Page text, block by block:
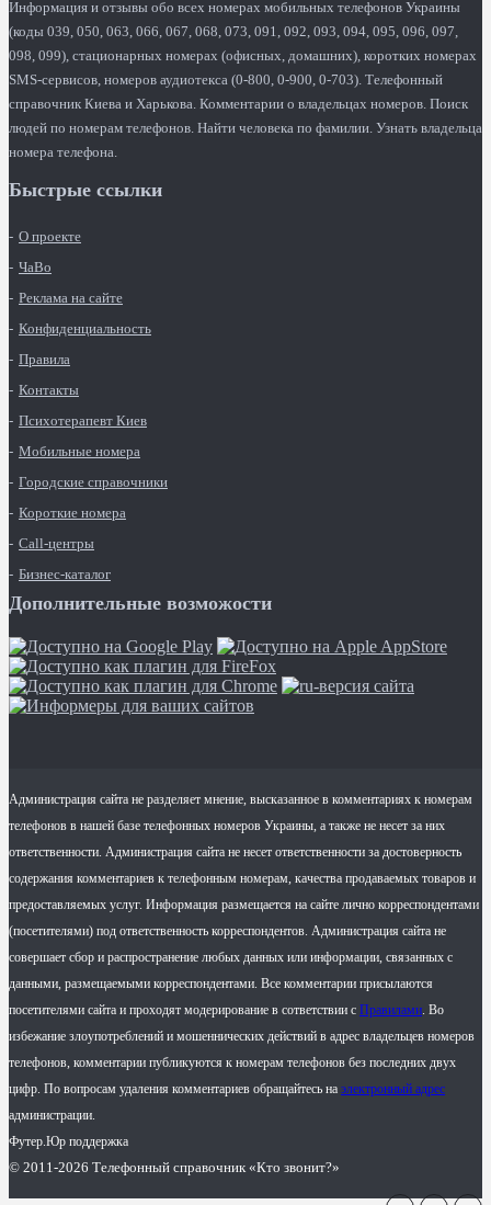
Информация и отзывы обо всех номерах мобильных телефонов Украины
(коды 039, 050, 063, 066, 067, 068, 073, 091, 092, 093, 094, 095, 096, 097,
098, 099), стационарных номерах (офисных, домашних), коротких номерах
SMS-сервисов, номеров аудиотекса (0-800, 0-900, 0-703). Телефонный
справочник Киева и Харькова. Комментарии о владельцах номеров. Поиск
людей по номерам телефонов. Найти человека по фамилии. Узнать владельца
номера телефона.
Быстрые ссылки
О проекте
ЧаВо
Реклама на сайте
Конфиденциальность
Правила
Контакты
Психотерапевт Киев
Мобильные номера
Городские справочники
Короткие номера
Call-центры
Бизнес-каталог
Дополнительные возможости
Администрация сайта не разделяет мнение, высказанное в комментариях к номерам
телефонов в нашей базе телефонных номеров Украины, а также не несет за них
ответственности. Администрация сайта не несет ответственности за достоверность
содержания комментариев к телефонным номерам, качества продаваемых товаров и
предоставляемых услуг. Информация размещается на сайте лично корреспондентами
(посетителями) под ответственность корреспондентов. Администрация сайта не
совершает сбор и распространение любых данных или информации, связанных с
данными, размещаемыми корреспондентами. Все комментарии присылаются
посетителями сайта и проходят модерирование в сответствии с Правилами. Во
избежание злоупотреблений и мошеннических действий в адрес владельцев номеров
телефонов, комментарии публикуются к номерам телефонов без последних двух
цифр. По вопросам удаления комментариев обращайтесь на электронный адрес
администрации.
Футер.Юр поддержка
© 2011-2026 Телефонный справочник «Кто звонит?»